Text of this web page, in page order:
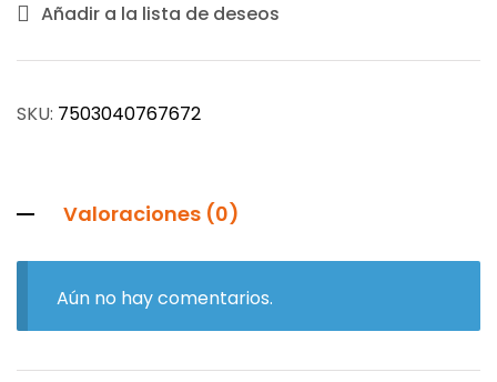
Añadir a la lista de deseos
SKU: 7503040767672
Valoraciones (0)
Aún no hay comentarios.